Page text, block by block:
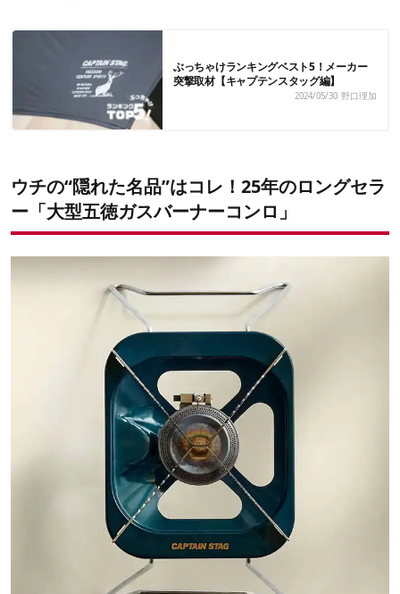
ぶっちゃけランキングベスト5！メーカー
突撃取材【キャプテンスタッグ編】
2024/05/30 野口理加
ウチの“隠れた名品”はコレ！25年のロングセラ
ー「大型五徳ガスバーナーコンロ」